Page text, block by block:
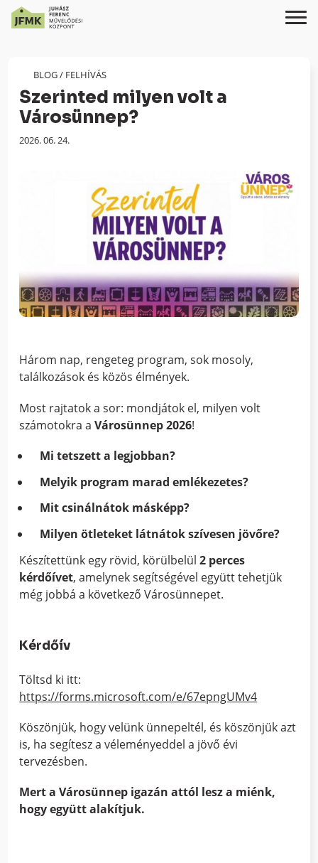
Content
navigációhoz
BLOG/ FELHÍVÁS
Szerinted milyen volt a
Városünnep?
Megjelenés
2026. 06. 24.
Három nap, rengeteg program, sok mosoly,
találkozások és közös élmények.
Most rajtatok a sor: mondjátok el, milyen volt
számotokra aVárosünnep 2026!
Mi tetszett a legjobban?
Melyik program marad emlékezetes?
Mit csinálnátok másképp?
Milyen ötleteket látnátok szívesen jövőre?
Készítettünk egy rövid, körülbelül2 perces
kérdőívet, amelynek segítségével együtt tehetjük
még jobbá a következő Városünnepet.
Kérdőív
Töltsd ki itt:
https://forms.microsoft.com/e/67epngUMv4
Köszönjük, hogy velünk ünnepeltél, és köszönjük azt
is, ha segítesz a véleményeddel a jövő évi
tervezésben.
Mert a Városünnep igazán attól lesz a miénk,
hogy együtt alakítjuk.